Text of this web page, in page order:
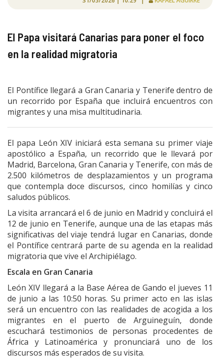
El Papa visitará Canarias para poner el foco
en la realidad migratoria
El Pontífice llegará a Gran Canaria y Tenerife dentro de
un recorrido por España que incluirá encuentros con
migrantes y una misa multitudinaria.
El papa León XIV iniciará esta semana su primer viaje
apostólico a España, un recorrido que le llevará por
Madrid, Barcelona, Gran Canaria y Tenerife, con más de
2.500 kilómetros de desplazamientos y un programa
que contempla doce discursos, cinco homilías y cinco
saludos públicos.
La visita arrancará el 6 de junio en Madrid y concluirá el
12 de junio en Tenerife, aunque una de las etapas más
significativas del viaje tendrá lugar en Canarias, donde
el Pontífice centrará parte de su agenda en la realidad
migratoria que vive el Archipiélago.
Escala en Gran Canaria
León XIV llegará a la Base Aérea de Gando el jueves 11
de junio a las 10:50 horas. Su primer acto en las islas
será un encuentro con las realidades de acogida a los
migrantes en el puerto de Arguineguín, donde
escuchará testimonios de personas procedentes de
África y Latinoamérica y pronunciará uno de los
discursos más esperados de su visita.